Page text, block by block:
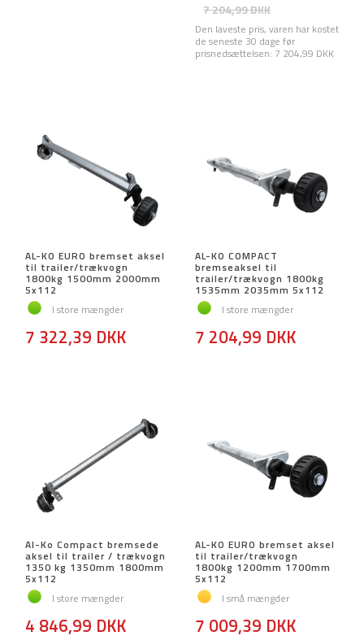
7 204,99 DKK
Den laveste pris, varen har kostet
de seneste 30 dage før
prisnedsættelsen: 7 204,99 DKK
AL-KO EURO bremset aksel
til trailer/trækvogn
1800kg 1500mm 2000mm
5x112
I store mængder
7 322,39 DKK
AL-KO COMPACT
bremseaksel til
trailer/trækvogn 1800kg
1535mm 2035mm 5x112
I store mængder
7 204,99 DKK
Al-Ko Compact bremsede
aksel til trailer / trækvogn
1350 kg 1350mm 1800mm
5x112
I store mængder
4 846,99 DKK
AL-KO EURO bremset aksel
til trailer/trækvogn
1800kg 1200mm 1700mm
5x112
I små mængder
7 009,39 DKK